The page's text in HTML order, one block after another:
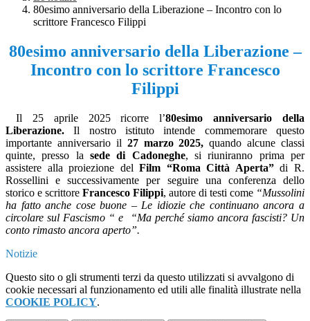
80esimo anniversario della Liberazione – Incontro con lo
scrittore Francesco Filippi
80esimo anniversario della Liberazione –
Incontro con lo scrittore Francesco
Filippi
Il 25 aprile 2025 ricorre l’80esimo anniversario della
Liberazione. Il nostro istituto intende commemorare questo
importante anniversario il 27 marzo 2025, quando alcune classi
quinte, presso la sede di Cadoneghe, si riuniranno prima per
assistere alla proiezione delFilm “Roma Città Aperta”di R.
Rossellini e successivamente per seguire una conferenza dello
storico e scrittore Francesco Filippi, autore di testi come “Mussolini
ha fatto anche cose buone – Le idiozie che continuano ancora a
circolare sul Fascismo “ e “Ma perché siamo ancora fascisti? Un
conto rimasto ancora aperto”.
Notizie
Questo sito o gli strumenti terzi da questo utilizzati si avvalgono di
cookie necessari al funzionamento ed utili alle finalità illustrate nella
COOKIE POLICY.